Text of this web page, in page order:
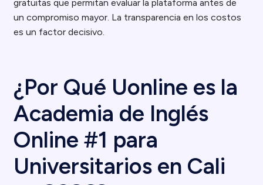
gratuitas que permitan evaluar la plataforma antes de
un compromiso mayor. La transparencia en los costos
es un factor decisivo.
¿Por Qué Uonline es la
Academia de Inglés
Online #1 para
Universitarios en Cali